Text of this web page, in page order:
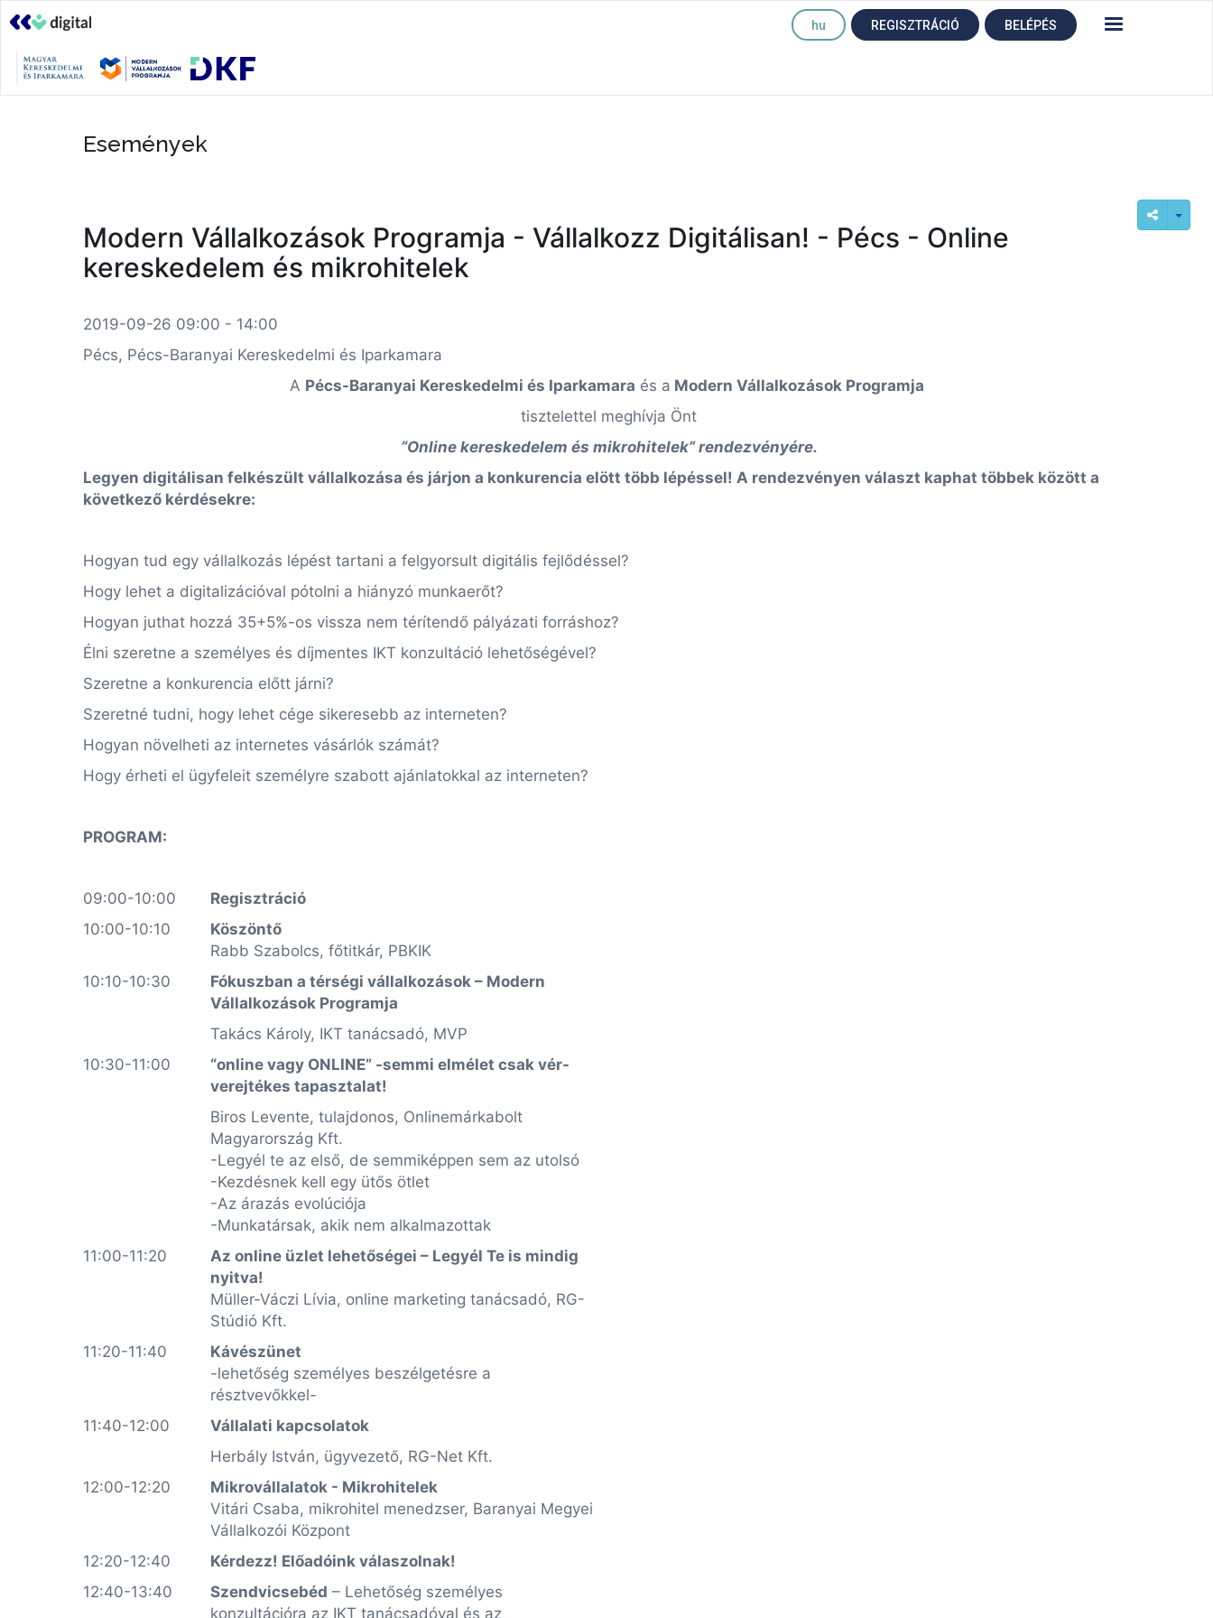
hu REGISZTRÁCIÓ BELÉPÉS
Események
Modern Vállalkozások Programja - Vállalkozz Digitálisan! - Pécs - Online
kereskedelem és mikrohitelek
2019-09-26 09:00 - 14:00
Pécs, Pécs-Baranyai Kereskedelmi és Iparkamara
A Pécs-Baranyai Kereskedelmi és Iparkamara és a Modern Vállalkozások Programja
tisztelettel meghívja Önt
“Online kereskedelem és mikrohitelek” rendezvényére.
Legyen digitálisan felkészült vállalkozása és járjon a konkurencia elött több lépéssel! A rendezvényen választ kaphat többek között a
következő kérdésekre:
Hogyan tud egy vállalkozás lépést tartani a felgyorsult digitális fejlődéssel?
Hogy lehet a digitalizációval pótolni a hiányzó munkaerőt?
Hogyan juthat hozzá 35+5%-os vissza nem térítendő pályázati forráshoz?
Élni szeretne a személyes és díjmentes IKT konzultáció lehetőségével?
Szeretne a konkurencia előtt járni?
Szeretné tudni, hogy lehet cége sikeresebb az interneten?
Hogyan növelheti az internetes vásárlók számát?
Hogy érheti el ügyfeleit személyre szabott ajánlatokkal az interneten?
PROGRAM:
09:00-10:00
Regisztráció
10:00-10:10
Köszöntő
Rabb Szabolcs, főtitkár, PBKIK
10:10-10:30
Fókuszban a térségi vállalkozások – Modern
Vállalkozások Programja
Takács Károly, IKT tanácsadó, MVP
10:30-11:00
“online vagy ONLINE” -semmi elmélet csak vér-
verejtékes tapasztalat!
Biros Levente, tulajdonos, Onlinemárkabolt
Magyarország Kft.
-Legyél te az első, de semmiképpen sem az utolsó
-Kezdésnek kell egy ütős ötlet
-Az árazás evolúciója
-Munkatársak, akik nem alkalmazottak
11:00-11:20
Az online üzlet lehetőségei – Legyél Te is mindig
nyitva!
Müller-Váczi Lívia, online marketing tanácsadó, RG-
Stúdió Kft.
11:20-11:40
Kávészünet
-lehetőség személyes beszélgetésre a
résztvevőkkel-
11:40-12:00
Vállalati kapcsolatok
Herbály István, ügyvezető, RG-Net Kft.
12:00-12:20
Mikrovállalatok - Mikrohitelek
Vitári Csaba, mikrohitel menedzser, Baranyai Megyei
Vállalkozói Központ
12:20-12:40
Kérdezz! Előadóink válaszolnak!
12:40-13:40
Szendvicsebéd – Lehetőség személyes
konzultációra az IKT tanácsadóval és az